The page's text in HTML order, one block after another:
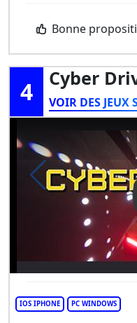
Bonne
4 Cyber
VOIR DES JEUX
IOS IPHONE PC WINDOWS